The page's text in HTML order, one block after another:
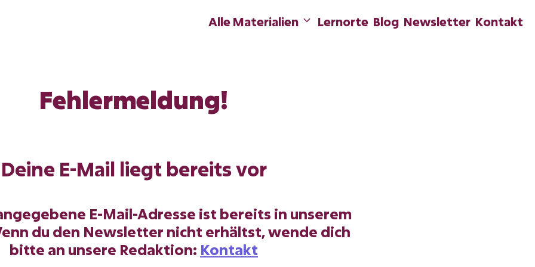
Alle Materialien Lernorte Blog Newsletter Kontakt
Fehlermeldung!
Deine E-Mail liegt bereits vor
E-Mail-Adresse ist bereits in unserem
du den Newsletter nicht erhältst, wende dich
bitte an unsere Redaktion: Kontakt